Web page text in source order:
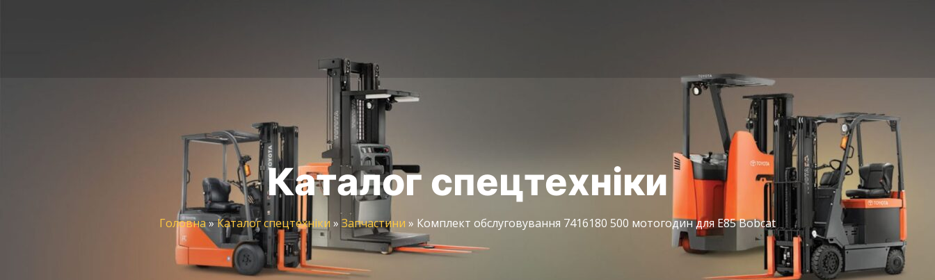
Каталог спецтехніки
Головна»Каталог спецтехніки » Запчастини » Комплект обслуговування 7416180 500 мотогодин для E85 Bobcat